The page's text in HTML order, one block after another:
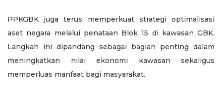
PPKGBK juga terus memperkuat strategi optimalisasi
aset negara melalui penataan Blok 15 di kawasan GBK.
Langkah ini dipandang sebagai bagian penting dalam
meningkatkan nilai ekonomi kawasan sekaligus
memperluas manfaat bagi masyarakat.